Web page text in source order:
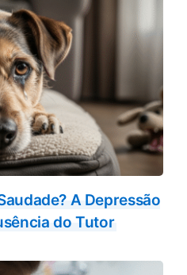
A Depressão
do Tutor